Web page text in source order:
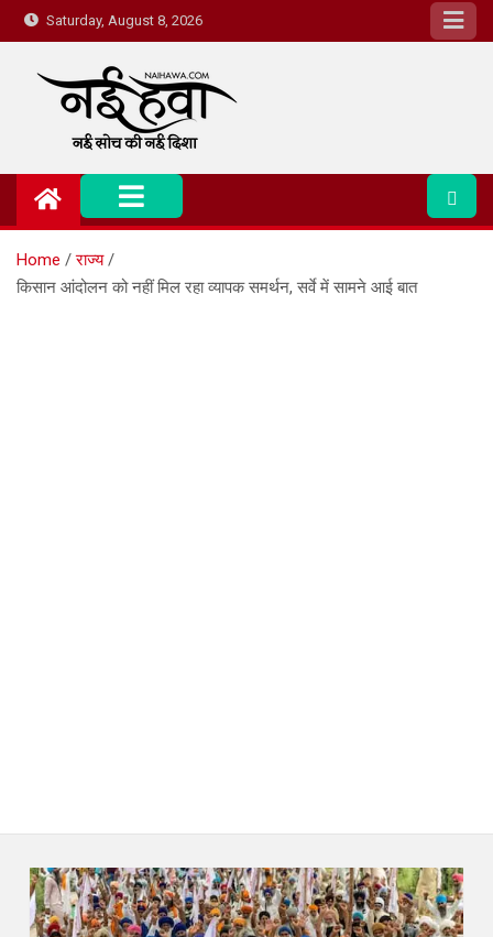
Saturday, August 8, 2026
Nai Hawa
Home
राज्य
किसान आंदोलन को नहीं मिल रहा व्यापक समर्थन, सर्वे में सामने आई बात